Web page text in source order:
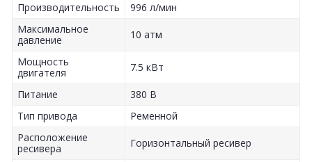
Производительность
996 л/мин
Максимальное
давление
10 атм
Мощность
двигателя
7.5 кВт
Питание
380 В
Тип привода
Ременной
Расположение
ресивера
Горизонтальный ресивер